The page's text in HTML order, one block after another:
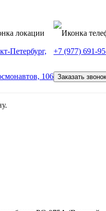
Петербург,
106
+7 (977) 691-
Заказать звонок